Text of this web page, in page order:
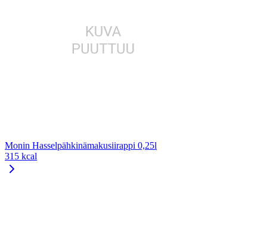
Monin Hasselpähkinämakusiirappi 0,25l
315 kcal